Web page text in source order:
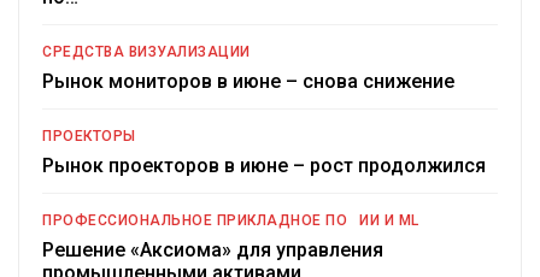
СРЕДСТВА ВИЗУАЛИЗАЦИИ
Рынок мониторов в июне – снова снижение
ПРОЕКТОРЫ
Рынок проекторов в июне – рост продолжился
ПРОФЕССИОНАЛЬНОЕ ПРИКЛАДНОЕ ПО ИИ И ML
Решение «Аксиома» для управления